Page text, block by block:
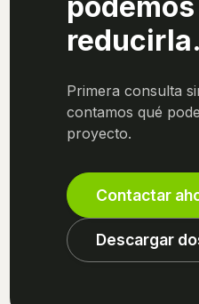
reducirla.
Primera consulta
contamos qué
proyecto.
Contactar
Descargar